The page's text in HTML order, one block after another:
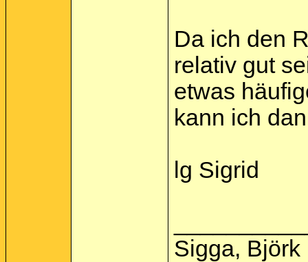
Da ich den
relativ gut
etwas
kann ich
lg Sigrid
Sigga, Björk